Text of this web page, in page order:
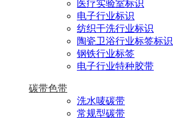
医疗实验室标识
电子行业标识
纺织干洗行业标识
陶瓷卫浴行业标签标识
钢铁行业标签
电子行业特种胶带
碳带色带
洗水唛碳带
常规型碳带